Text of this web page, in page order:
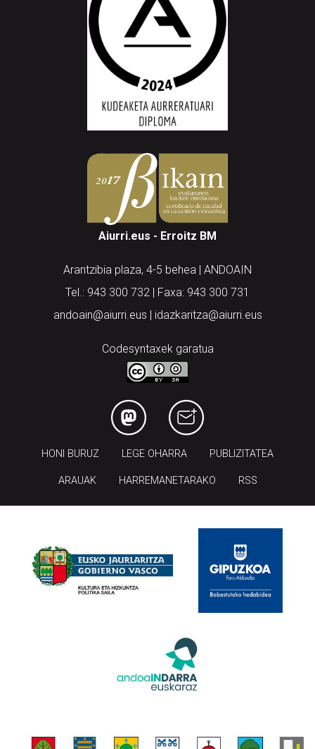
Aiurri.eus - Erroitz BM
Arantzibia plaza, 4-5 behea | ANDOAIN
Tel.: 943 300 732 | Faxa: 943 300 731
andoain@aiurri.eus | idazkaritza@aiurri.eus
Codesyntaxek garatua
HONI BURUZ LEGE OHARRA PUBLIZITATEA
ARAUAK HARREMANETARAKO RSS